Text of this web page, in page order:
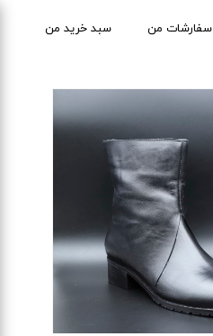
سبد خرید من سفارشات من